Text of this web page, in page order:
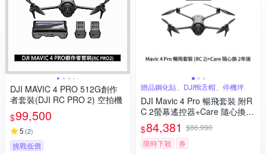
DJI MAVIC 4 PRO 512G創作
者套裝(DJI RC PRO 2) 空拍機
$99,500
5 (2)
挑戰低價
贈品鋼化貼、DJI鴨舌帽、停機坪
DJI Mavic 4 Pro 暢飛套裝 附R
C 2螢幕遙控器+Care 隨心換 2
年版 (聯強公司貨)
$84,381 $86,990
限時下殺
券